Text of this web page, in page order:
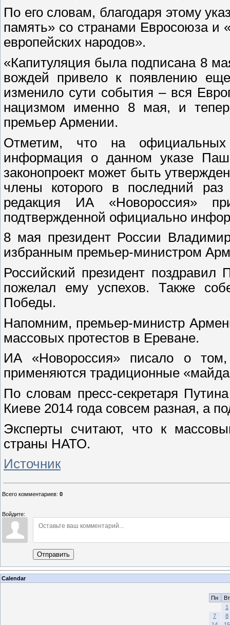
По его словам, благодаря этому
память» со странами Евросоюза и
европейских народов».
«Капитуляция была подписана 8
вождей привело к появлению
изменило сути события – вся
нацизмом именно 8 мая, и
премьер Армении.
Отметим, что на официальных
информация о данном указе
законопроект может быть
члены которого в последний
редакция ИА «Новороссия»
подтвержденной официально
8 мая президент России
избранным премьер-министром
Российский президент
пожелал ему успехов. Также
Победы.
Напомним, премьер-министр
массовых протестов в Ереване.
ИА «Новороссия» писало о
применяются традиционные
По словам пресс-секретаря
Киеве 2014 года совсем разная, а
Эксперты считают, что к
страны НАТО.
Источник
Всего комментариев: 0
Войдите:
Отправить
Calendar
Пн
Вт
1
7
8